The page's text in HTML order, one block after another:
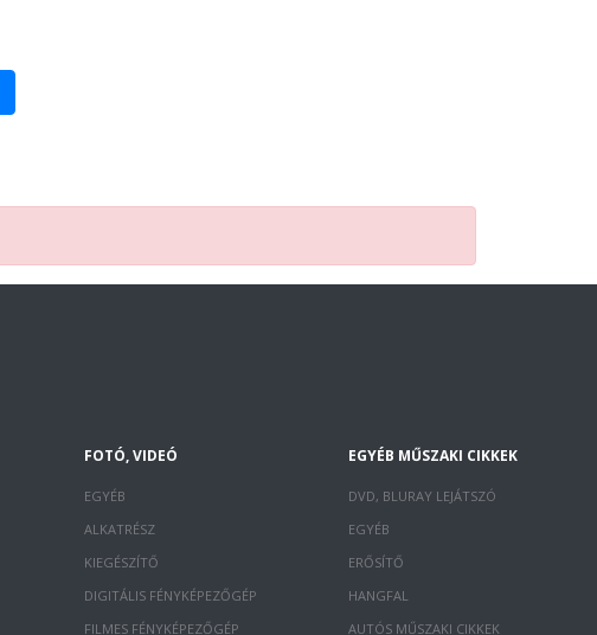
FOTÓ, VIDEÓ
EGYÉB
ALKATRÉSZ
KIEGÉSZÍTŐ
DIGITÁLIS FÉNYKÉPEZŐGÉP
FILMES FÉNYKÉPEZŐGÉP
EGYÉB MŰSZAKI CIKKEK
DVD, BLURAY LEJÁTSZÓ
EGYÉB
ERŐSÍTŐ
HANGFAL
AUTÓS MŰSZAKI CIKKEK